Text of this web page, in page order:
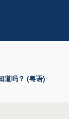
道吗？ (粤语)